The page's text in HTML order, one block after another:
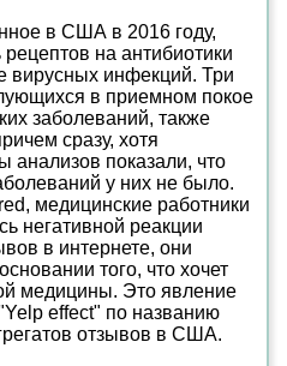
в США в 2016 году,
рецептов на антибиотики
вирусных инфекций. Три
в приемном покое
заболеваний, также
сразу, хотя
анализов показали, что
у них не было.
медицинские работники
негативной реакции
в интернете, они
того, что хочет
медицины. Это явление
effect" по названию
отзывов в США.